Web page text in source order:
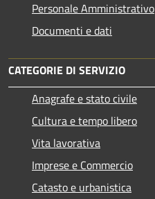
Personale Amministrativo
Documenti e dati
CATEGORIE DI SERVIZIO
Anagrafe e stato civile
Cultura e tempo libero
Vita lavorativa
Imprese e Commercio
Catasto e urbanistica